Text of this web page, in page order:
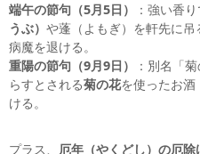
端午の節句（5月5日）
：強い香
うぶ） や蓬（よもぎ）を軒先に
病魔を退ける。
重陽の節句（9月9日）
：別名「
らすとされる菊の花を使ったお酒
ける。
プラス、 厄年（やくどし）の厄除